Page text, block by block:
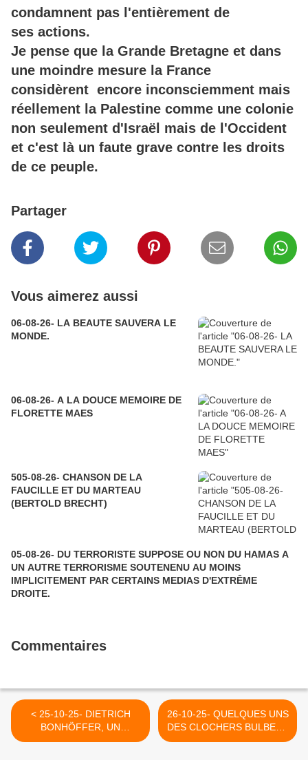
condamnent pas l'entièrement de
ses actions.
Je pense que la Grande Bretagne et dans
une moindre mesure la France
considèrent encore inconsciemment mais
réellement la Palestine comme une colonie
non seulement d'Israël mais de l'Occident
et c'est là un faute grave contre les droits
de ce peuple.
Partager
Vous aimerez aussi
06-08-26- LA BEAUTE SAUVERA LE
MONDE.
06-08-26- A LA DOUCE MEMOIRE DE
FLORETTE MAES
505-08-26- CHANSON DE LA
FAUCILLE ET DU MARTEAU
(BERTOLD BRECHT)
05-08-26- DU TERRORISTE SUPPOSE OU NON DU HAMAS A
UN AUTRE TERRORISME SOUTENENU AU MOINS
IMPLICITEMENT PAR CERTAINS MEDIAS D'EXTRÊME
DROITE.
Commentaires
< 25-10-25- DIETRICH
BONHÖFFER, UN
DIALOGUE HONNETE
26-10-25- QUELQUES UNS
DES CLOCHERS BULBEUX
DE LA VALLEE MOSANE >